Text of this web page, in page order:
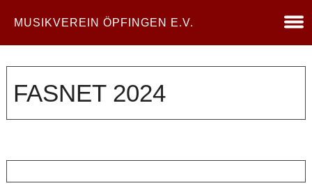
MUSIKVEREIN ÖPFINGEN E.V.
FASNET 2024